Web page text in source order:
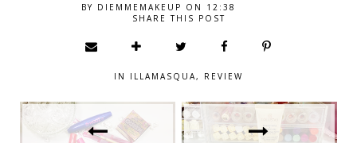
BY DIEMMEMAKEUP ON 12:38
SHARE THIS POST
IN ILLAMASQUA, REVIEW